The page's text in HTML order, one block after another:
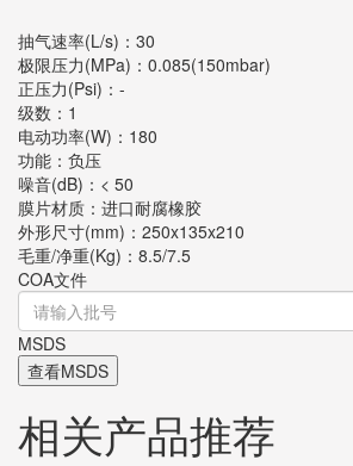
抽气速率(L/s)：30
极限压力(MPa)：0.085(150mbar)
正压力(Psi)：-
级数：1
电动功率(W)：180
功能：负压
噪音(dB)：< 50
膜片材质：进口耐腐橡胶
外形尺寸(mm)：250x135x210
毛重/净重(Kg)：8.5/7.5
COA文件
MSDS
查看MSDS
相关产品推荐